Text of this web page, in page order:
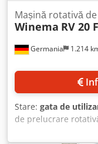
Germania 1.214
Mașină rotativă
Winema RV 20
Stare: gata de
de prelucrare
interconectare,